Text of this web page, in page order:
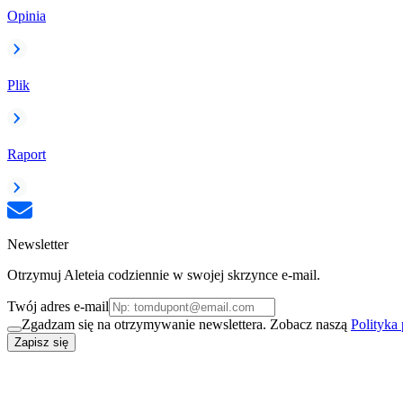
Opinia
Plik
Raport
Newsletter
Otrzymuj Aleteia codziennie w swojej skrzynce e-mail.
Twój adres e-mail
Zgadzam się na otrzymywanie newslettera. Zobacz naszą Polityka
Zapisz się